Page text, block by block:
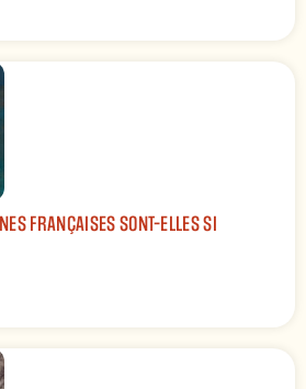
FRANÇAISES SONT-ELLES SI